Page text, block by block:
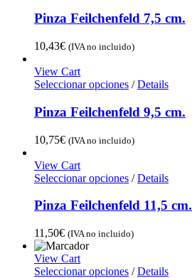
Pinza Feilchenfeld 7,5 cm.
10,43€ (IVA no incluido)
View Cart
Seleccionar opciones / Details
Pinza Feilchenfeld 9,5 cm.
10,75€ (IVA no incluido)
View Cart
Seleccionar opciones / Details
Pinza Feilchenfeld 11,5 cm.
11,50€ (IVA no incluido)
View Cart
Seleccionar opciones / Details